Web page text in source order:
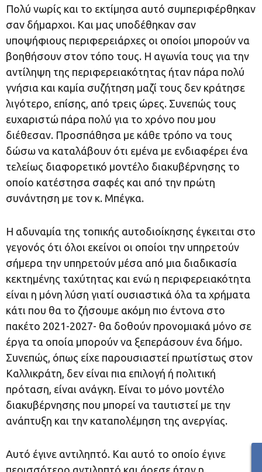
Πολύ νωρίς και το εκτίμησα αυτό συμπεριφέρθηκαν
σαν δήμαρχοι. Και μας υποδέθηκαν σαν
υποψήφιους περιφερειάρχες οι οποίοι μπορούν να
βοηθήσουν στον τόπο τους. Η αγωνία τους για την
αντίληψη της περιφερειακότητας ήταν πάρα πολύ
γνήσια και καμία συζήτηση μαζί τους δεν κράτησε
λιγότερο, επίσης, από τρεις ώρες. Συνεπώς τους
ευχαριστώ πάρα πολύ για το χρόνο που μου
διέθεσαν. Προσπάθησα με κάθε τρόπο να τους
δώσω να καταλάβουν ότι εμένα με ενδιαφέρει ένα
τελείως διαφορετικό μοντέλο διακυβέρνησης το
οποίο κατέστησα σαφές και από την πρώτη
συνάντηση με τον κ. Μπέγκα.
Η αδυναμία της τοπικής αυτοδιοίκησης έγκειται στο
γεγονός ότι όλοι εκείνοι οι οποίοι την υπηρετούν
σήμερα την υπηρετούν μέσα από μια διαδικασία
κεκτημένης ταχύτητας και ενώ η περιφερειακότητα
είναι η μόνη λύση γιατί ουσιαστικά όλα τα χρήματα
κάτι που θα το ζήσουμε ακόμη πιο έντονα στο
πακέτο 2021-2027- θα δοθούν προνομιακά μόνο σε
έργα τα οποία μπορούν να ξεπεράσουν ένα δήμο.
Συνεπώς, όπως είχε παρουσιαστεί πρωτίστως στον
Καλλικράτη, δεν είναι πια επιλογή ή πολιτική
πρόταση, είναι ανάγκη. Είναι το μόνο μοντέλο
διακυβέρνησης που μπορεί να ταυτιστεί με την
ανάπτυξη και την καταπολέμηση της ανεργίας.
Αυτό έγινε αντιληπτό. Και αυτό το οποίο έγινε
περισσότερο αντιληπτό και άρεσε ήταν η